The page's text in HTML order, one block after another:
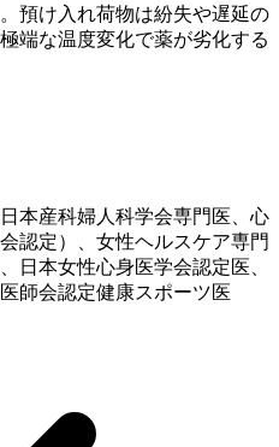
預け入れ荷物は紛失や遅延の
端な温度変化で薬が劣化する
本産科婦人科学会専門医、心
認定）、女性ヘルスケア専門
日本女性心身医学会認定医、
師会認定健康スポーツ医